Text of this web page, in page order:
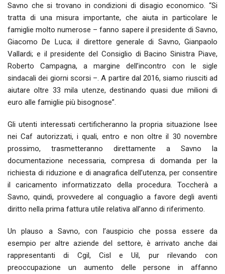
Savno che si trovano in condizioni di disagio economico. “Si
tratta di una misura importante, che aiuta in particolare le
famiglie molto numerose – fanno sapere il presidente di Savno,
Giacomo De Luca; il direttore generale di Savno, Gianpaolo
Vallardi; e il presidente del Consiglio di Bacino Sinistra Piave,
Roberto Campagna, a margine dell’incontro con le sigle
sindacali dei giorni scorsi –. A partire dal 2016, siamo riusciti ad
aiutare oltre 33 mila utenze, destinando quasi due milioni di
euro alle famiglie più bisognose”.
Gli utenti interessati certificheranno la propria situazione Isee
nei Caf autorizzati, i quali, entro e non oltre il 30 novembre
prossimo, trasmetteranno direttamente a Savno la
documentazione necessaria, compresa di domanda per la
richiesta di riduzione e di anagrafica dell’utenza, per consentire
il caricamento informatizzato della procedura. Toccherà a
Savno, quindi, provvedere al conguaglio a favore degli aventi
diritto nella prima fattura utile relativa all’anno di riferimento.
Un plauso a Savno, con l’auspicio che possa essere da
esempio per altre aziende del settore, è arrivato anche dai
rappresentanti di Cgil, Cisl e Uil, pur rilevando con
preoccupazione un aumento delle persone in affanno